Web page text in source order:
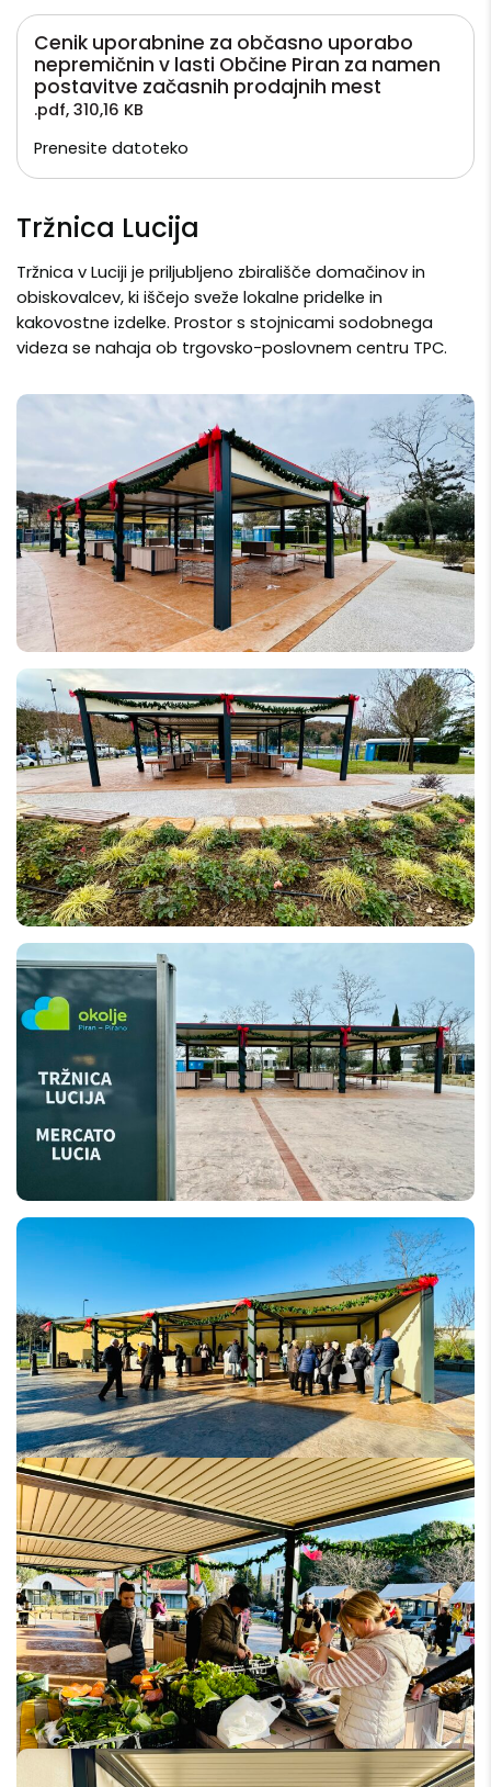
Cenik uporabnine za občasno uporabo
nepremičnin v lasti Občine Piran za namen
postavitve začasnih prodajnih mest
.pdf, 310,16 KB
Prenesite datoteko
Tržnica Lucija
Tržnica v Luciji je priljubljeno zbirališče domačinov in
obiskovalcev, ki iščejo sveže lokalne pridelke in
kakovostne izdelke. Prostor s stojnicami sodobnega
videza se nahaja ob trgovsko-poslovnem centru TPC.